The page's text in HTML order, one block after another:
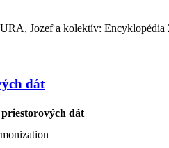
Jozef a kolektív: Encyklopédia
dát
dát